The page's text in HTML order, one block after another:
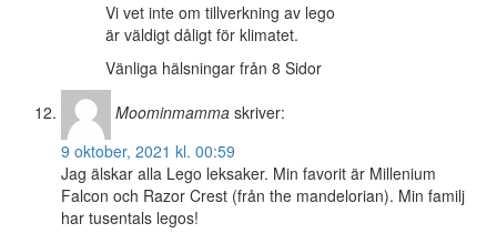
Vi vet inte om tillverkning av lego
är väldigt dåligt för klimatet.
Vänliga hälsningar från 8 Sidor
Moominmamma skriver:
9 oktober, 2021 kl. 00:59
Jag älskar alla Lego leksaker. Min favorit är Millenium
Falcon och Razor Crest (från the mandelorian). Min familj
har tusentals legos!